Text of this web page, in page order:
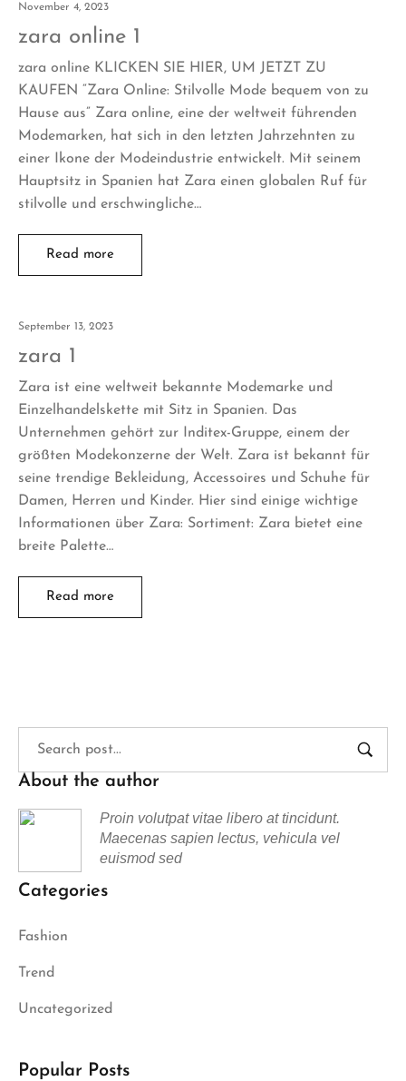
November 4, 2023
zara online 1
zara online KLICKEN SIE HIER, UM JETZT ZU
KAUFEN “Zara Online: Stilvolle Mode bequem von zu
Hause aus” Zara online, eine der weltweit führenden
Modemarken, hat sich in den letzten Jahrzehnten zu
einer Ikone der Modeindustrie entwickelt. Mit seinem
Hauptsitz in Spanien hat Zara einen globalen Ruf für
stilvolle und erschwingliche…
Read more
September 13, 2023
zara 1
Zara ist eine weltweit bekannte Modemarke und
Einzelhandelskette mit Sitz in Spanien. Das
Unternehmen gehört zur Inditex-Gruppe, einem der
größten Modekonzerne der Welt. Zara ist bekannt für
seine trendige Bekleidung, Accessoires und Schuhe für
Damen, Herren und Kinder. Hier sind einige wichtige
Informationen über Zara: Sortiment: Zara bietet eine
breite Palette…
Read more
About the author
Proin volutpat vitae libero at tincidunt.
Maecenas sapien lectus, vehicula vel
euismod sed
Categories
Fashion
Trend
Uncategorized
Popular Posts